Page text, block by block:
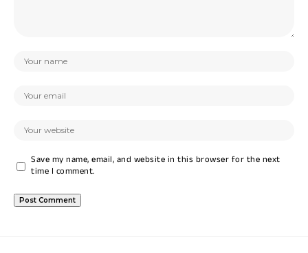
Save my name, email, and website in this browser for the next
time I comment.